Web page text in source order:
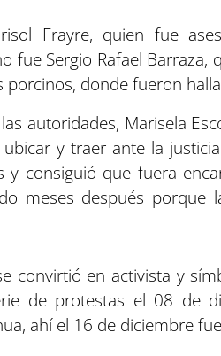
Frayre, quien fue
fue Sergio Rafael
donde fueron
autoridades, Marisela
y traer ante la
y consiguió que fuera
meses después
convirtió en activista y
de protestas el 08 de
ahí el 16 de diciembre